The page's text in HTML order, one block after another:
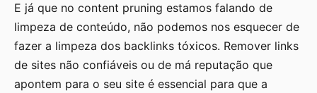
E já que no content pruning estamos falando de
limpeza de conteúdo, não podemos nos esquecer de
fazer a limpeza dos backlinks tóxicos. Remover links
de sites não confiáveis ou de má reputação que
apontem para o seu site é essencial para que a